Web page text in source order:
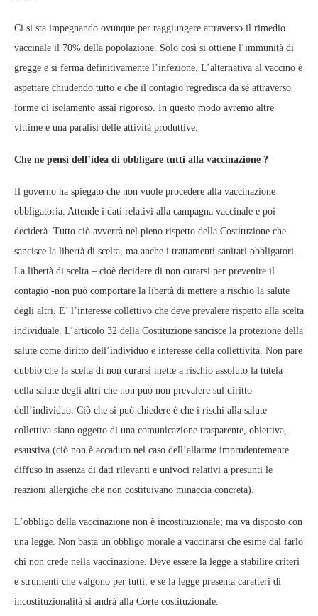
Ci si sta impegnando ovunque per raggiungere attraverso il rimedio
vaccinale il 70% della popolazione. Solo così si ottiene l’immunità di
gregge e si ferma definitivamente l’infezione. L’alternativa al vaccino è
aspettare chiudendo tutto e che il contagio regredisca da sé attraverso
forme di isolamento assai rigoroso. In questo modo avremo altre
vittime e una paralisi delle attività produttive.
Che ne pensi dell’idea di obbligare tutti alla vaccinazione ?
Il governo ha spiegato che non vuole procedere alla vaccinazione
obbligatoria. Attende i dati relativi alla campagna vaccinale e poi
deciderà. Tutto ciò avverrà nel pieno rispetto della Costituzione che
sancisce la libertà di scelta, ma anche i trattamenti sanitari obbligatori.
La libertà di scelta – cioè decidere di non curarsi per prevenire il
contagio -non può comportare la libertà di mettere a rischio la salute
degli altri. E’ l’interesse collettivo che deve prevalere rispetto alla scelta
individuale. L’articolo 32 della Costituzione sancisce la protezione della
salute come diritto dell’individuo e interesse della collettività. Non pare
dubbio che la scelta di non curarsi mette a rischio assoluto la tutela
della salute degli altri che non può non prevalere sul diritto
dell’individuo. Ciò che si può chiedere è che i rischi alla salute
collettiva siano oggetto di una comunicazione trasparente, obiettiva,
esaustiva (ciò non è accaduto nel caso dell’allarme imprudentemente
diffuso in assenza di dati rilevanti e univoci relativi a presunti le
reazioni allergiche che non costituivano minaccia concreta).
L’obbligo della vaccinazione non è incostituzionale; ma va disposto con
una legge. Non basta un obbligo morale a vaccinarsi che esime dal farlo
chi non crede nella vaccinazione. Deve essere la legge a stabilire criteri
e strumenti che valgono per tutti; e se la legge presenta caratteri di
incostituzionalità si andrà alla Corte costituzionale.